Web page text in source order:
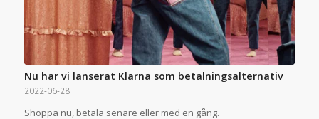
Nu har vi lanserat Klarna som betalningsalternativ
2022-06-28
Shoppa nu, betala senare eller med en gång.